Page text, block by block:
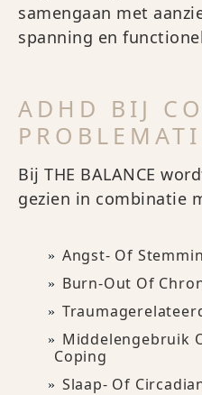
samengaan met
spanning en
ADHD BIJ
Bij THE BALANCE
gezien in combinatie
Angst- Of
Burn-Out Of
Middelengebruik
Coping
Slaap- Of